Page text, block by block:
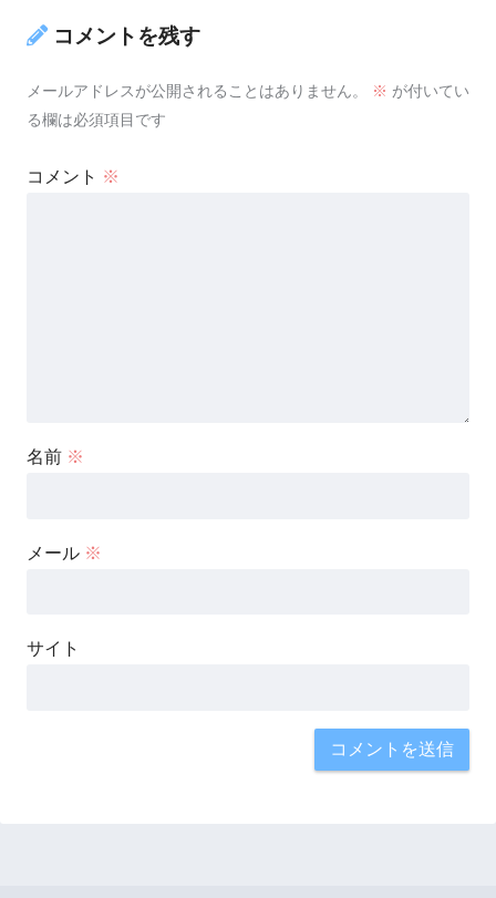
コメントを残す
メールアドレスが公開されることはありません。 ※ が付いてい
る欄は必須項目です
コメント ※
名前 ※
メール ※
サイト